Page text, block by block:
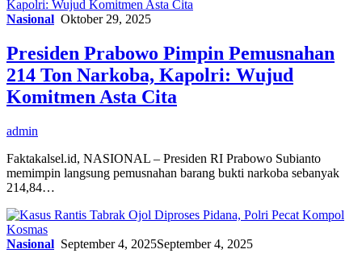
Nasional Oktober 29, 2025
Presiden Prabowo Pimpin Pemusnahan
214 Ton Narkoba, Kapolri: Wujud
Komitmen Asta Cita
admin
Faktakalsel.id, NASIONAL – Presiden RI Prabowo Subianto
memimpin langsung pemusnahan barang bukti narkoba sebanyak
214,84…
Nasional September 4, 2025September 4, 2025